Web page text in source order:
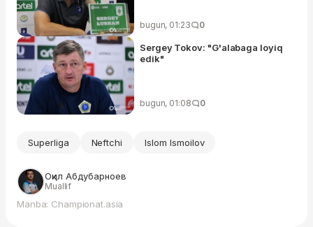
bugun, 01:23 0
Sergey Tokov: "G'alabaga loyiq
edik"
bugun, 01:08 0
Superliga Neftchi Islom Ismoilov
Оқил Абдубарноев
Muallif
Manba: Championat.asia